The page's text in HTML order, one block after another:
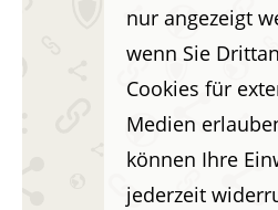
nur angezeigt
wenn Sie
Cookies für
Medien
können Ihre
jederzeit